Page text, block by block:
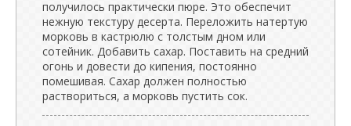
получилось практически пюре. Это обеспечит
нежную текстуру десерта. Переложить натертую
морковь в кастрюлю с толстым дном или
сотейник. Добавить сахар. Поставить на средний
огонь и довести до кипения, постоянно
помешивая. Сахар должен полностью
раствориться, а морковь пустить сок.